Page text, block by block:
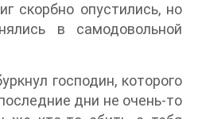
скорбно опустились, но
в самодовольной
господин, которого
дни не очень-то